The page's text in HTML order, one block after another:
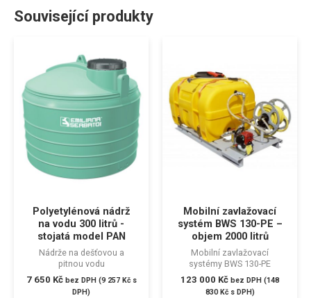
Související produkty
Polyetylénová nádrž
na vodu 300 litrů -
stojatá model PAN
Nádrže na dešťovou a
pitnou vodu
7 650 Kč bez DPH (9 257 Kčs
DPH)
Mobilní zavlažovací
systém BWS 130-PE –
objem 2000 litrů
Mobilní zavlažovací
systémy BWS 130-PE
123 000 Kč bez DPH (148
830 Kčs DPH)